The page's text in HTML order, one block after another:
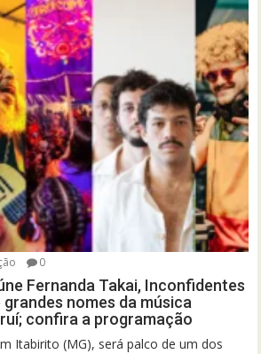
0
Fernanda Takai, Inconfidentes
nomes da música
confira a programação
Itabirito (MG), será palco de um dos